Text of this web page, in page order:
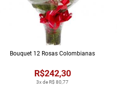
3x de R$ 80,77
R$242,30
Bouquet 12 Rosas Colombianas